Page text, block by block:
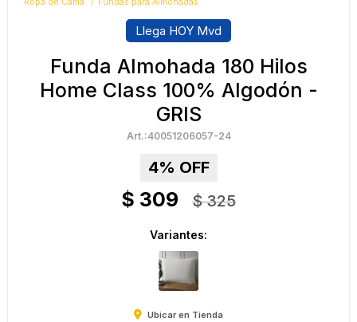
Ropa de Cama Fundas para Almohadas
Llega HOY Mvd
Funda Almohada 180 Hilos
Home Class 100% Algodón -
GRIS
40051206057-24
4
$ 309 $ 325
Variantes:
Ubicar en Tienda